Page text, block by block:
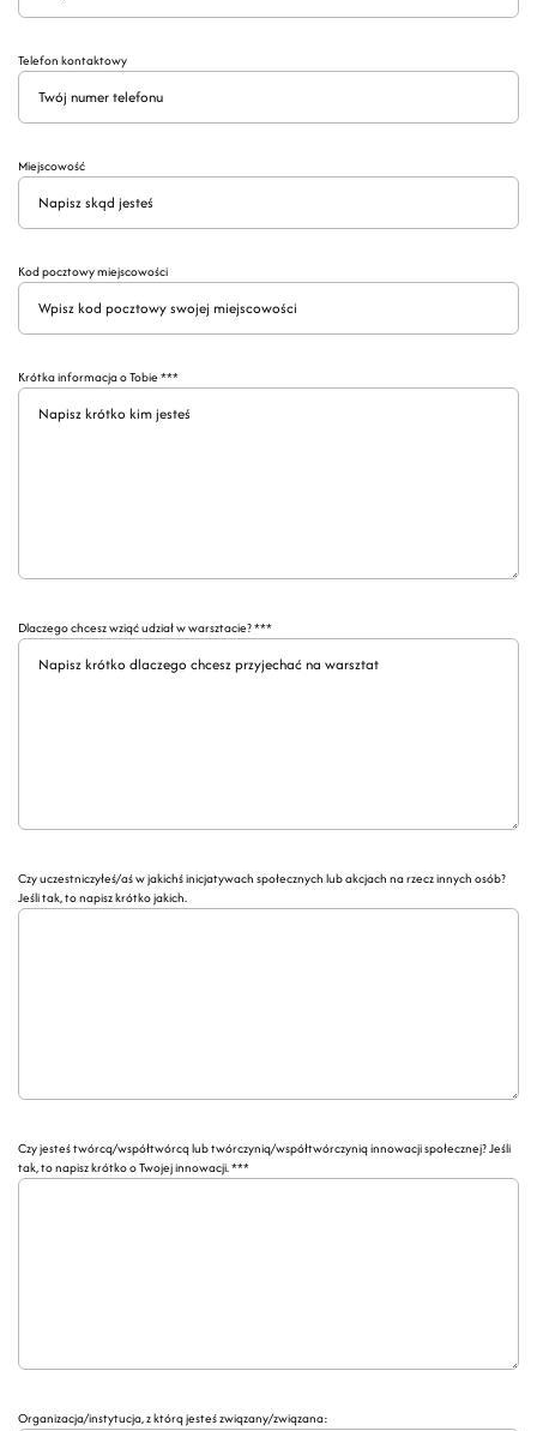
Telefon kontaktowy
Miejscowość
Kod pocztowy miejscowości
Krótka informacja o Tobie ***
Dlaczego chcesz wziąć udział w warsztacie? ***
Czy uczestniczyłeś/aś w jakichś inicjatywach społecznych lub akcjach na rzecz innych osób?
Jeśli tak, to napisz krótko jakich.
Czy jesteś twórcą/współtwórcą lub twórczynią/współtwórczynią innowacji społecznej? Jeśli
tak, to napisz krótko o Twojej innowacji. ***
Organizacja/instytucja, z którą jesteś związany/związana: